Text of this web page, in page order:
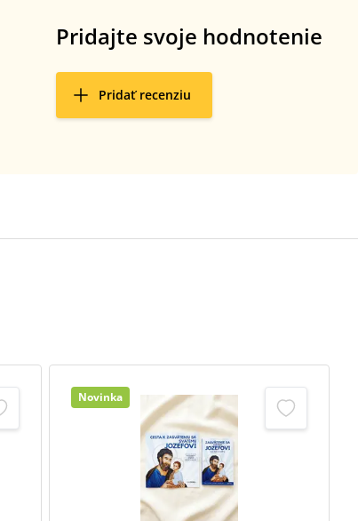
Pridajte svoje hodnotenie
Pridať recenziu
Novinka